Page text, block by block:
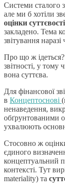
Системи сталого
але ми б хотіли
оцінки
закладено. Тема
звітування
Про що ж
звітності, у тому
вона суттєва.
Для фінансової
в Концептоснові
ненаведення,
обґрунтованими
ухвалюють
Стосовно ж оцінки
єдиного
концептуальний
контексті. Тут
materiality) та